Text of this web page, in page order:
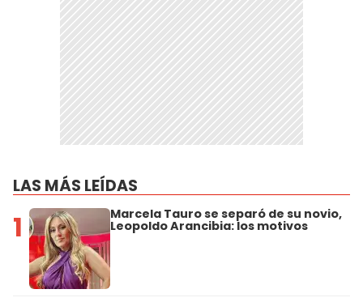
LAS MÁS LEÍDAS
1 Marcela Tauro se separó de su novio,
Leopoldo Arancibia: los motivos